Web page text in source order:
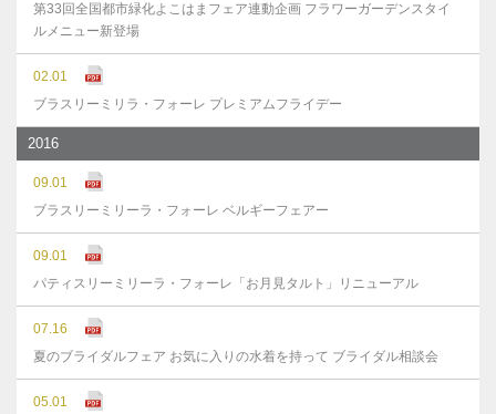
第33回全国都市緑化よこはまフェア連動企画 フラワーガーデンスタイ
ルメニュー新登場
02.01
ブラスリーミリラ・フォーレ プレミアムフライデー
2016
09.01
ブラスリーミリーラ・フォーレ ベルギーフェアー
09.01
パティスリーミリーラ・フォーレ「お月見タルト」リニューアル
07.16
夏のブライダルフェア お気に入りの水着を持って ブライダル相談会
05.01